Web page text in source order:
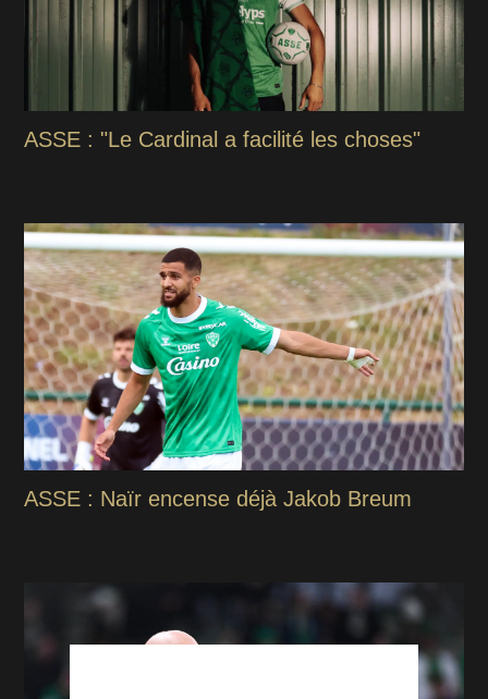
ASSE : "Le Cardinal a facilité les choses"
ASSE : Naïr encense déjà Jakob Breum